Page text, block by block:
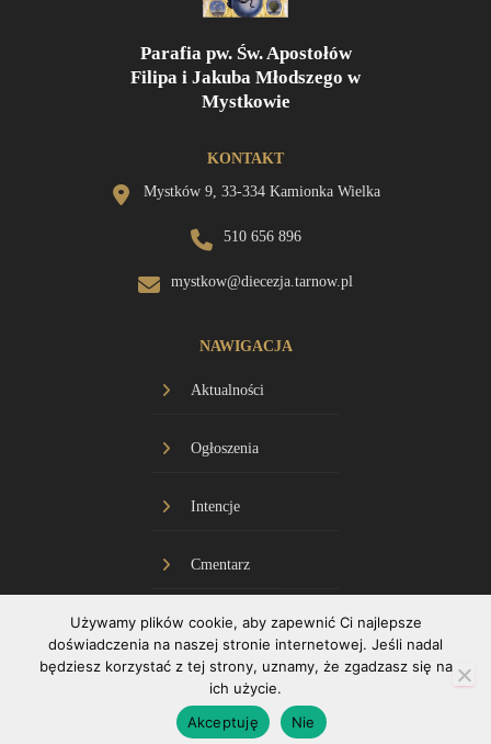
Parafia pw. Św. Apostołów
Filipa i Jakuba Młodszego w
Mystkowie
KONTAKT
Mystków 9, 33-334 Kamionka Wielka
510 656 896
mystkow@diecezja.tarnow.pl
NAWIGACJA
Aktualności
Ogłoszenia
Intencje
Cmentarz
Historia
Transmisja
Używamy plików cookie, aby zapewnić Ci najlepsze
doświadczenia na naszej stronie internetowej. Jeśli nadal
będziesz korzystać z tej strony, uznamy, że zgadzasz się na
ich użycie.
Akceptuję
Nie